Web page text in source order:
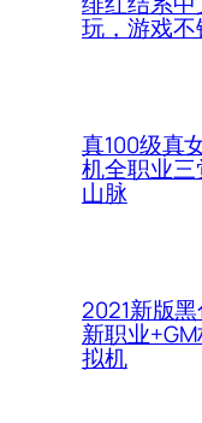
玩，游戏不
真100级真
机全职业
山脉
2021新版
新职业
拟机